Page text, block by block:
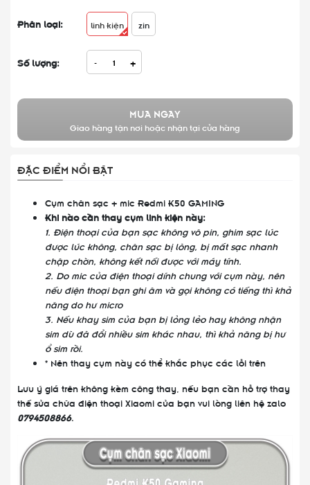
Phân loại: linh kiện zin
Số lượng: - +
MUA NGAY
Giao hàng tận nơi hoặc nhận tại cửa hàng
ĐẶC ĐIỂM NỔI BẬT
Cụm chân sạc + mic Redmi K50 GAMING
Khi nào cần thay cụm linh kiện này:
1. Điện thoại của bạn sạc không vô pin, ghim sạc lúc
được lúc không, chân sạc bị lõng, bị mất sạc nhanh
chập chờn, không kết nối được với máy tính.
2. Do mic của điện thoại dính chung với cụm này, nên
nếu điện thoại bạn ghi âm và gọi không có tiếng thì khả
năng do hư micro
3. Nếu khay sim của bạn bị lỏng lẻo hay không nhận
sim dù đã đổi nhiều sim khác nhau, thì khả năng bị hư
ổ sim rồi.
* Nên thay cụm này có thể khắc phục các lỗi trên
Lưu ý giá trên không kèm công thay, nếu bạn cần hỗ trợ thay
thế sửa chữa điện thoại Xiaomi của bạn vui lòng liên hệ zalo
0794508866.